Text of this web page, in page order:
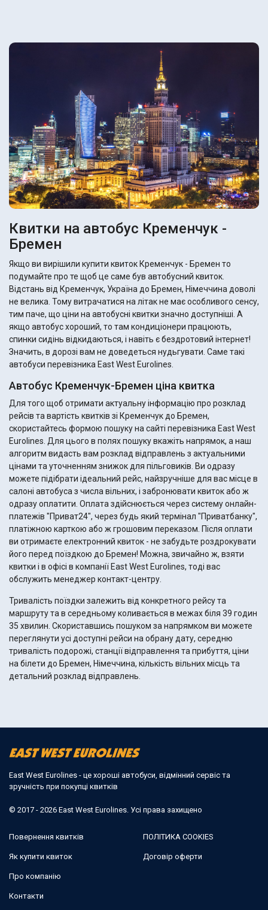
Квитки на автобус Кременчук -
Бремен
Якщо ви вирішили купити квиток Кременчук - Бремен то
подумайте про те щоб це саме був автобусний квиток.
Відстань від Кременчук, Україна до Бремен, Німеччина доволі
не велика. Тому витрачатися на літак не має особливого сенсу,
тим паче, що ціни на автобусні квитки значно доступніші. А
якщо автобус хороший, то там кондиціонери працюють,
спинки сидінь відкидаються, і навіть є бездротовий інтернет!
Значить, в дорозі вам не доведеться нудьгувати. Саме такі
автобуси перевізника East West Eurolines.
Автобус Кременчук-Бремен ціна квитка
Для того щоб отримати актуальну інформацію про розклад
рейсів та вартість квитків зі Кременчук до Бремен,
скористайтесь формою пошуку на сайті перевізника East West
Eurolines. Для цього в полях пошуку вкажіть напрямок, а наш
алгоритм видасть вам розклад відправлень з актуальними
цінами та уточненням знижок для пільговиків. Ви одразу
можете підібрати ідеальний рейс, найзручніше для вас місце в
салоні автобуса з числа вільних, і забронювати квиток або ж
одразу оплатити. Оплата здійснюється через систему онлайн-
платежів "Приват24", через будь який термінал "Приватбанку",
платіжною карткою або ж грошовим переказом. Після оплати
ви отримаєте електронний квиток - не забудьте роздрокувати
його перед поїздкою до Бремен! Можна, звичайно ж, взяти
квитки і в офісі в компанії East West Eurolines, тоді вас
обслужить менеджер контакт-центру.
Тривалість поїздки залежить від конкретного рейсу та
маршруту та в середньому коливається в межах біля 39 годин
35 хвилин. Скориставшись пошуком за напрямком ви можете
переглянути усі доступні рейси на обрану дату, середню
тривалість подорожі, станції відправлення та прибуття, ціни
на білети до Бремен, Німеччина, кількість вільних місць та
детальний розклад відправлень.
East West Eurolines - це хороші автобуси, відмінний сервіс та
зручність при покупці квитків
© 2017 - 2026 East West Eurolines. Усі права захищено
Повернення квитків
Як купити квиток
Про компанію
Контакти
ПОЛІТИКА COOKIES
Договір оферти